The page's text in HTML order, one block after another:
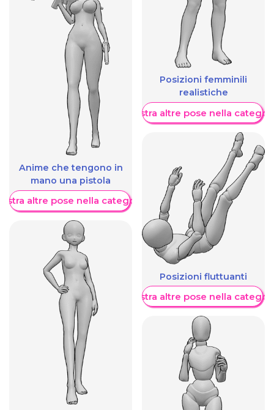
Anime che tengono in
mano una pistola
altre pose nella categoria
Posizioni femminili
realistiche
Mostra altre pose nella
Posizioni fluttuanti
Mostra altre pose nella